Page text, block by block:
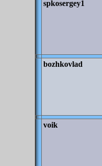
spkosergey1
bozhkovlad
voik